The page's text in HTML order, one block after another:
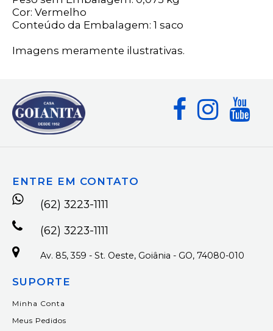
Cor: Vermelho
Conteúdo da Embalagem: 1 saco
Imagens meramente ilustrativas.
ENTRE EM CONTATO
(62) 3223-1111
(62) 3223-1111
Av. 85, 359 - St. Oeste, Goiânia - GO, 74080-010
SUPORTE
Minha Conta
Meus Pedidos